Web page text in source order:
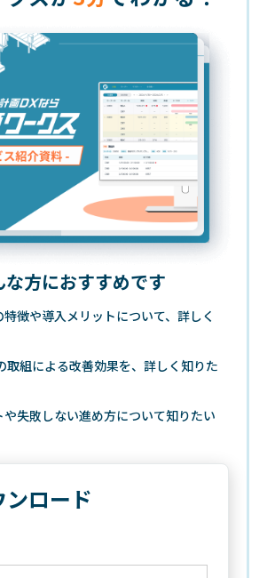
な方におすすめです
徴や導入メリットについて、詳しく
組による改善効果を、詳しく知りた
失敗しない進め方について知りたい
ロード